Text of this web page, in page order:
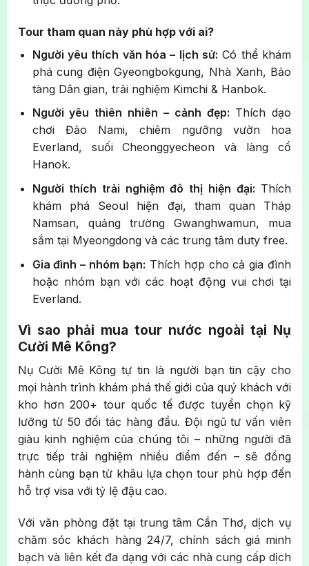
Tour tham quan này phù hợp với ai?
Người yêu thích văn hóa – lịch sử: Có thể khám
phá cung điện Gyeongbokgung, Nhà Xanh, Bảo
tàng Dân gian, trải nghiệm Kimchi & Hanbok.
Người yêu thiên nhiên – cảnh đẹp: Thích dạo
chơi Đảo Nami, chiêm ngưỡng vườn hoa
Everland, suối Cheonggyecheon và làng cổ
Hanok.
Người thích trải nghiệm đô thị hiện đại: Thích
khám phá Seoul hiện đại, tham quan Tháp
Namsan, quảng trường Gwanghwamun, mua
sắm tại Myeongdong và các trung tâm duty free.
Gia đình – nhóm bạn: Thích hợp cho cả gia đình
hoặc nhóm bạn với các hoạt động vui chơi tại
Everland.
Vì sao phải mua tour nước ngoài tại Nụ
Cười Mê Kông?
Nụ Cười Mê Kông tự tin là người bạn tin cậy cho
mọi hành trình khám phá thế giới của quý khách với
kho hơn 200+ tour quốc tế được tuyển chọn kỹ
lưỡng từ 50 đối tác hàng đầu. Đội ngũ tư vấn viên
giàu kinh nghiệm của chúng tôi – những người đã
trực tiếp trải nghiệm nhiều điểm đến – sẽ đồng
hành cùng bạn từ khâu lựa chọn tour phù hợp đến
hỗ trợ visa với tỷ lệ đậu cao.
Với văn phòng đặt tại trung tâm Cần Thơ, dịch vụ
chăm sóc khách hàng 24/7, chính sách giá minh
bạch và liên kết đa dạng với các nhà cung cấp dịch